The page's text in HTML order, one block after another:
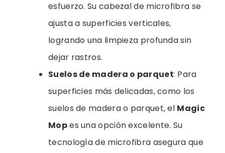
esfuerzo. Su cabezal de microfibra se
ajusta a superficies verticales,
logrando una limpieza profunda sin
dejar rastros.
Suelos de madera o parquet: Para
superficies más delicadas, como los
suelos de madera o parquet, el Magic
Mopes una opción excelente. Su
tecnología de microfibra asegura que